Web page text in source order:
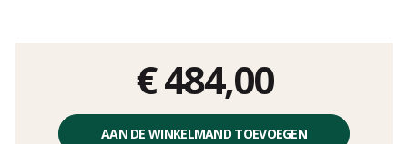
€ 484,00
Éénheidsprijs,
AAN DE WINKELMAND TOEVOEGEN